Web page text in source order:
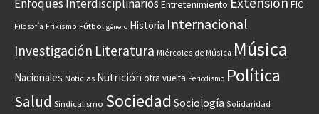
Enfoques Interdisciplinarios Entretenimiento FIC
Filosofía Frikismo Fútbol género Historia Internacional
Investigación Literatura Miércoles de Música Música
Nacionales Noticias Nutrición otra vuelta Periodismo Política
Salud Sindicalismo Sociedad Sociología Solidaridad